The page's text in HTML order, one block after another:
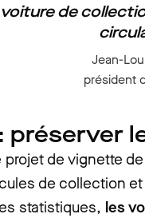
voiture de
Jean-
président
préserver
de vignette
de collection
statistiques, les